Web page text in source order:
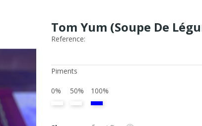
Tom Yum (Soupe De
Reference:
Piments
0% 50% 100%